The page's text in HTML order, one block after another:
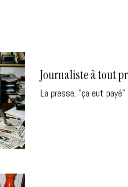
Journaliste à tout
La presse, "ça eut payé"